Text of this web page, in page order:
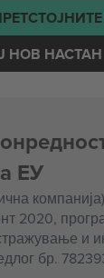
НОВ НАСТАН
ЕУ
2020,
и
бр.